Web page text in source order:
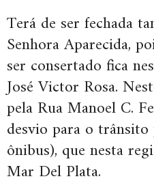
Terá de ser fechada
Senhora Aparecida,
ser consertado fica
José Victor Rosa.
pela Rua Manoel C.
desvio para o trânsito
ônibus), que nesta
Mar Del Plata.